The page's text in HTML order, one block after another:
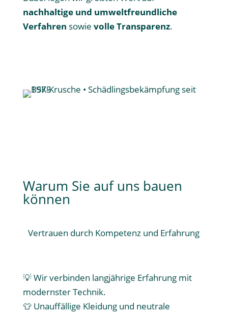
nachhaltige und umweltfreundliche
Verfahren sowie volle Transparenz.
Warum Sie auf uns bauen
können
Vertrauen durch Kompetenz und Erfahrung
💡 Wir verbinden langjährige Erfahrung mit
modernster Technik.
👕 Unauffällige Kleidung und neutrale